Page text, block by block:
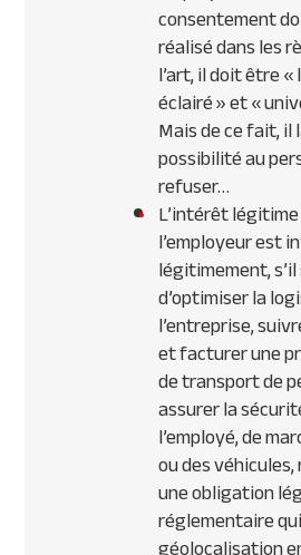
consentement
réalisé dans les
l’art, il doit être «
éclairé » et «
Mais de ce fait, il
possibilité au
refuser…
L’intérêt
l’employeur est
légitimement,
d’optimiser la
l’entreprise,
et facturer une
de transport de
assurer la
l’employé, de
ou des
une obligation
réglementaire